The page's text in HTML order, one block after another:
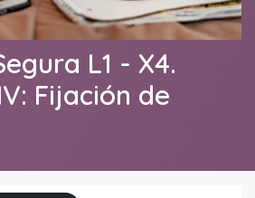
L1 - X4.
Fijación de